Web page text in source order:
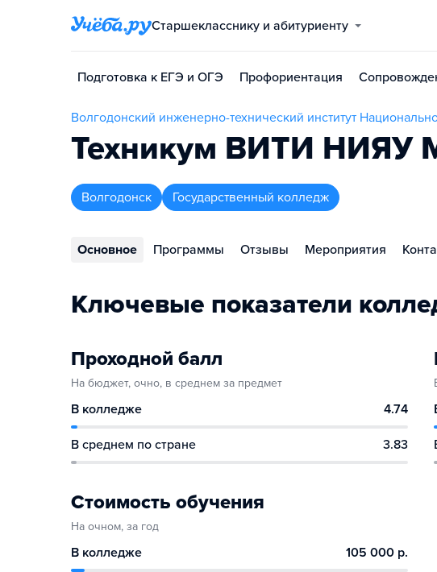
Старшекласснику и абитуриенту
Подготовка к ЕГЭ и ОГЭ Профориентация
Волгодонский инженерно-технический институт
Техникум ВИТИ
Волгодонск Государственный колледж
Основное Программы Отзывы Мероприятия
Ключевые показатели
Проходной балл
На бюджет, очно, в среднем за предмет
В колледже 4.74
В среднем по стране 3.83
Стоимость обучения
На очном, за год
В колледже 105 000 р.